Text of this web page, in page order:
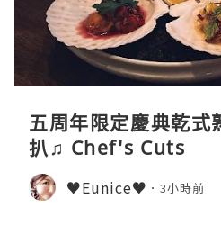
五周年限定慶典乾式
扒♫ Chef's Cuts
♥Eunice♥ 3小時前